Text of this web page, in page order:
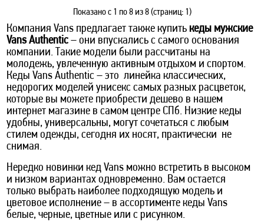
Показано с 1 по 8 из 8 (страниц: 1)
Компания Vans предлагает также купитькеды мужские
Vans Authentic– они впускались с самого основания
компании. Такие модели были рассчитаны на
молодежь, увлеченную активным отдыхом и спортом.
Кеды Vans Authentic – это линейка классических,
недорогих моделей унисекс самых разных расцветок,
которые вы можете приобрести дешево в нашем
интернет магазине в самом центре СПб. Низкие кеды
удобны, универсальны, могут сочетаться с любым
стилем одежды, сегодня их носят, практически не
снимая.
Нередко новинки кед Vans можно встретить в высоком
и низком вариантах одновременно. Вам остается
только выбрать наиболее подходящую модель и
цветовое исполнение – в ассортименте кеды Vans
белые, черные, цветные или с рисунком.